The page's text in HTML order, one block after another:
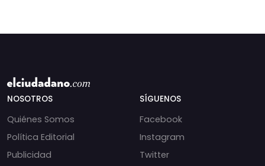
NOSOTROS
Quiénes Somos
Política Editorial
Publicidad
SÍGUENOS
Facebook
Instagram
Twitter